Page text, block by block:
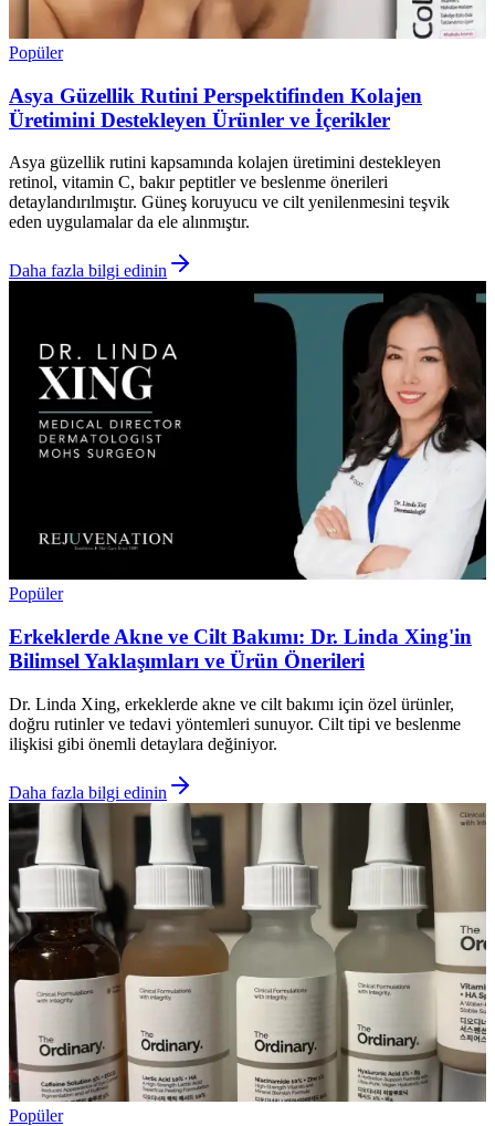
Popüler
Asya Güzellik Rutini Perspektifinden Kolajen
Üretimini Destekleyen Ürünler ve İçerikler
Asya güzellik rutini kapsamında kolajen üretimini destekleyen
retinol, vitamin C, bakır peptitler ve beslenme önerileri
detaylandırılmıştır. Güneş koruyucu ve cilt yenilenmesini teşvik
eden uygulamalar da ele alınmıştır.
Daha fazla bilgi edinin
Popüler
Erkeklerde Akne ve Cilt Bakımı: Dr. Linda Xing'in
Bilimsel Yaklaşımları ve Ürün Önerileri
Dr. Linda Xing, erkeklerde akne ve cilt bakımı için özel ürünler,
doğru rutinler ve tedavi yöntemleri sunuyor. Cilt tipi ve beslenme
ilişkisi gibi önemli detaylara değiniyor.
Daha fazla bilgi edinin
Popüler